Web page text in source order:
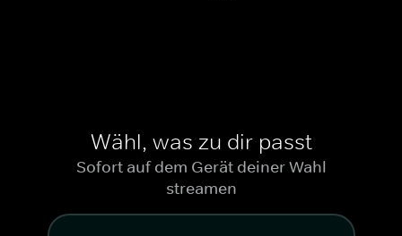
Wähl, was zu dir passt
Sofort auf dem Gerät deiner Wahl
streamen